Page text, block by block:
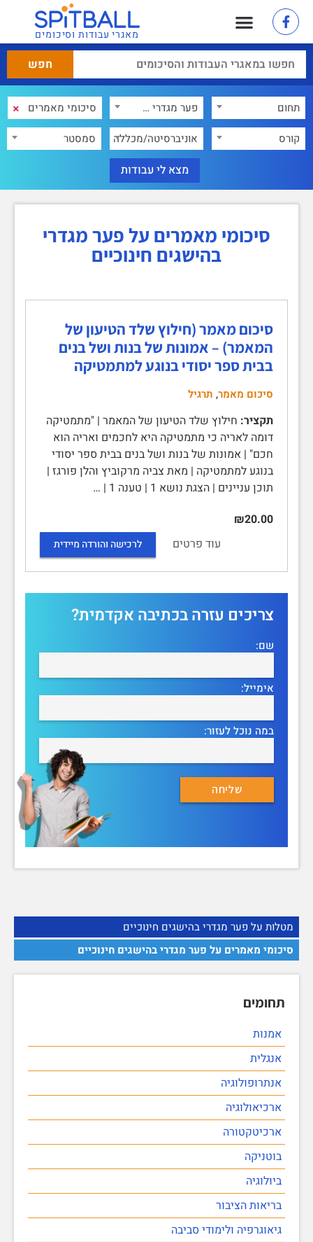
מאגרי עבודות וסיכומים
תחום פער מגדרי בהישגים חינוכיים ×
קורס אוניברסיטה/מכללה סמסטר
מטלות על פער מגדרי בהישגים חינוכיים
סיכומי מאמרים על פער מגדרי בהישגים חינוכיים
תחומים
אמנות
אנגלית
אנתרופולוגיה
ארכיאולוגיה
ארכיטקטורה
בוטניקה
ביולוגיה
בריאות הציבור
גיאוגרפיה ולימודי סביבה
סיכומי מאמרים על פער מגדרי
בהישגים חינוכיים
סיכום מאמר (חילוץ שלד הטיעון של
המאמר) – אמונות של בנות ושל בנים
בבית ספר יסודי בנוגע למתמטיקה
סיכום מאמר, תרגיל
תקציר: חילוץ שלד הטיעון של המאמר | "מתמטיקה
דומה לאריה כי מתמטיקה היא לחכמים ואריה הוא
חכם" | אמונות של בנות ושל בנים בבית ספר יסודי
בנוגע למתמטיקה | מאת צביה מרקוביץ והלן פורגז |
תוכן עניינים | הצגת נושא 1 | טענה 1 | …
₪20.00
עוד פרטים
לרכישה והורדה מיידית
צריכים עזרה בכתיבה אקדמית?
שם:
אימייל:
במה נוכל לעזור: